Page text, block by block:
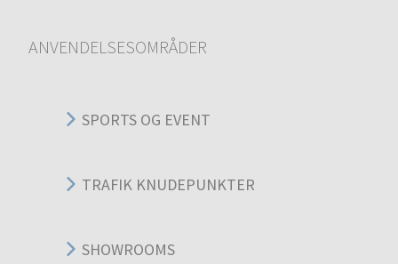
ANVENDELSESOMRÅDER
SPORTS OG EVENT
TRAFIK KNUDEPUNKTER
SHOWROOMS